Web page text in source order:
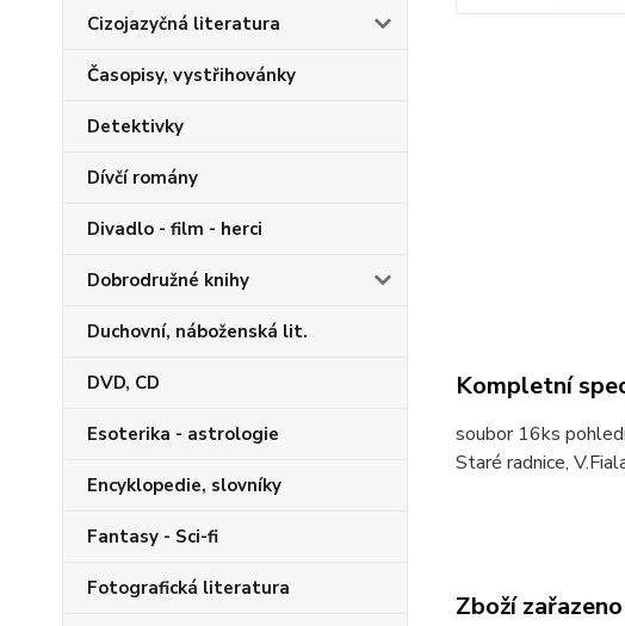
Cizojazyčná literatura
Časopisy, vystřihovánky
Detektivky
Dívčí romány
Divadlo - film - herci
Dobrodružné knihy
Duchovní, náboženská lit.
DVD, CD
Esoterika - astrologie
Encyklopedie, slovníky
Fantasy - Sci-fi
Fotografická literatura
Kompletní
soubor 16ks
Staré radnice,
Zboží